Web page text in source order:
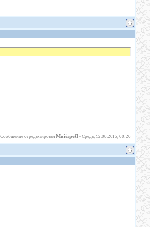
Сообщение отредактировалМайтреЯ -Среда, 12.08.2015, 00:20